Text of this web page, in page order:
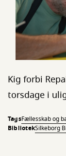
Kig forbi
torsdage i
TagsFællesskab og
BibliotekSilkeborg